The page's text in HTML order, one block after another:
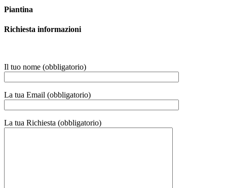
Piantina
Richiesta informazioni
Il tuo nome (obbligatorio)
La tua Email (obbligatorio)
La tua Richiesta (obbligatorio)